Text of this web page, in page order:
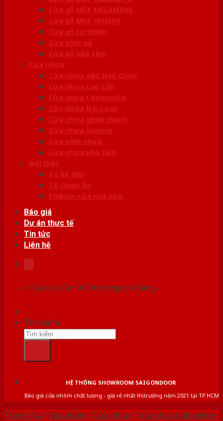
Cửa gỗ MDF MELAMINE
Cửa gỗ MDF VENEER
Cửa gỗ tự nhiên
Cửa vòm gỗ
Cửa gỗ nhà tắm
Cửa nhựa
Cửa nhựa ABS Hàn Quốc
Cửa nhựa cao cấp
Cửa nhựa Composite
Cửa nhựa Đài Loan
Cửa nhựa ghép thanh
Cửa nhựa Sungyu
Cửa vòm nhựa
Cửa nhựa nhà tắm
Nội thất
Tủ Kệ Bếp
Tủ Quần Áo
Phụ kiện cửa nhà tắm
Báo giá
Dự án thực tế
Tin tức
Liên hệ
Chưa có sản phẩm trong giỏ hàng.
Tìm kiếm:
HỆ THỐNG SHOWROOM SAIGONDOOR
Báo giá cửa nhôm chất lượng - giá rẻ nhất thị trường năm 2021 tại TP.HCM
Trang chủ /Sản phẩm /Cửa nhựa /Cửa nhựa Composite